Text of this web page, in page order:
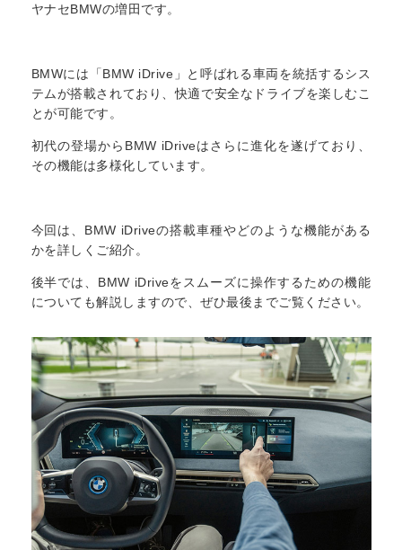
ヤナセBMWの増田です。
BMWには「BMW iDrive」と呼ばれる車両を統括するシス
テムが搭載されており、快適で安全なドライブを楽しむこ
とが可能です。
初代の登場からBMW iDriveはさらに進化を遂げており、
その機能は多様化しています。
今回は、BMW iDriveの搭載車種やどのような機能がある
かを詳しくご紹介。
後半では、BMW iDriveをスムーズに操作するための機能
についても解説しますので、ぜひ最後までご覧ください。